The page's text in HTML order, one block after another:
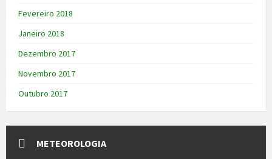
Fevereiro 2018
Janeiro 2018
Dezembro 2017
Novembro 2017
Outubro 2017
METEOROLOGIA